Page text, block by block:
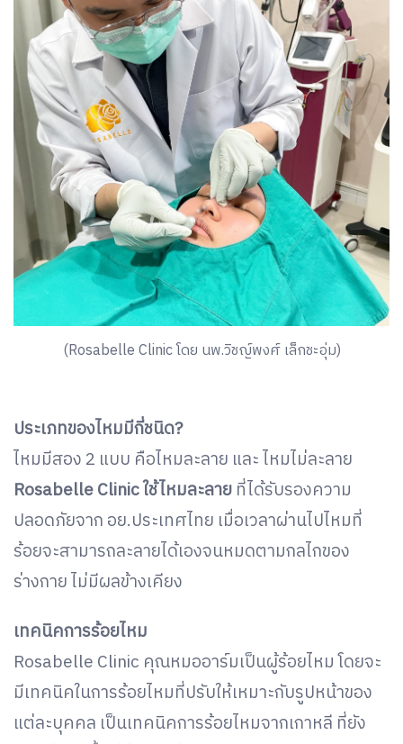
(Rosabelle Clinic โดย นพ.วิชญ์พงศ์ เล็กชะอุ่ม)
ประเภทของไหมมีกี่ชนิด?
ไหมมีสอง 2 แบบ คือไหมละลาย และ ไหมไม่ละลาย
Rosabelle Clinic ใช้ไหมละลายที่ได้รับรองความ
ปลอดภัยจาก อย.ประเทศไทย เมื่อเวลาผ่านไปไหมที่
ร้อยจะสามารถละลายได้เองจนหมดตามกลไกของ
ร่างกาย ไม่มีผลข้างเคียง
เทคนิคการร้อยไหม
Rosabelle Clinic คุณหมออาร์มเป็นผู้ร้อยไหม โดยจะ
มีเทคนิคในการร้อยไหมที่ปรับให้เหมาะกับรูปหน้าของ
แต่ละบุคคล เป็นเทคนิคการร้อยไหมจากเกาหลี ที่ยัง